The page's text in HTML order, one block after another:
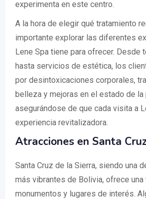
experimenta en este centro.
A la hora de elegir qué tratamiento
importante explorar las diferentes
Lene Spa tiene para ofrecer. Desde
hasta servicios de estética, los
por desintoxicaciones corporales,
belleza y mejoras en el estado de la
asegurándose de que cada visita a
experiencia revitalizadora.
Atracciones en Santa
Santa Cruz de la Sierra, siendo una
más vibrantes de Bolivia, ofrece una
monumentos y lugares de interés.